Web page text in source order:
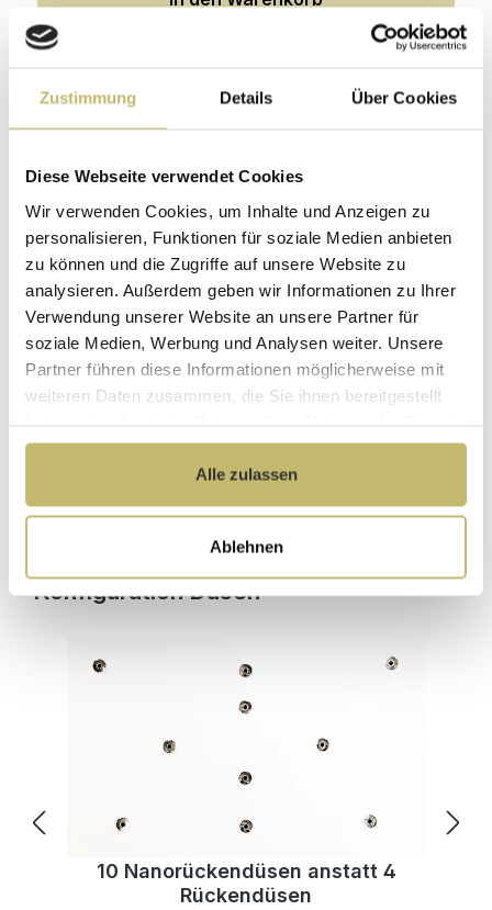
Zustimmung Details Über Cookies
Diese Webseite verwendet Cookies
Wir verwenden Cookies, um Inhalte und Anzeigen zu
personalisieren, Funktionen für soziale Medien anbieten
zu können und die Zugriffe auf unsere Website zu
analysieren. Außerdem geben wir Informationen zu Ihrer
Verwendung unserer Website an unsere Partner für
soziale Medien, Werbung und Analysen weiter. Unsere
Partner führen diese Informationen möglicherweise mit
weiteren Daten zusammen, die Sie ihnen bereitgestellt
gesammelt haben.
Alle zulassen
Ablehnen
Tausch auf Koller Niedrigenergie
Wasserpumpe
Lieferbar 31.08.-02.09.
In den Warenkorb
Produktgalerie überspringen
Konfiguration Düsen
10 Nanorückendüsen anstatt 4
Rückendüsen